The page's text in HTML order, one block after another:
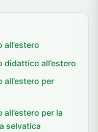
all’estero
per
per la
selvatica